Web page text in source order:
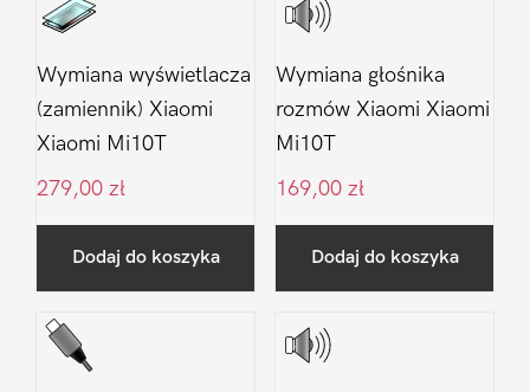
Wymiana wyświetlacza
(zamiennik) Xiaomi
Xiaomi Mi10T
279,00 zł
Dodaj do koszyka
Wymiana głośnika
rozmów Xiaomi Xiaomi
Mi10T
169,00 zł
Dodaj do koszyka